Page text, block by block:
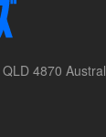
QLD 4870